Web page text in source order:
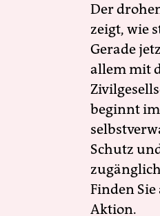
Der
zeigt, wie
Gerade
allem mit
beginnt
Schutz
Finden
Aktion.